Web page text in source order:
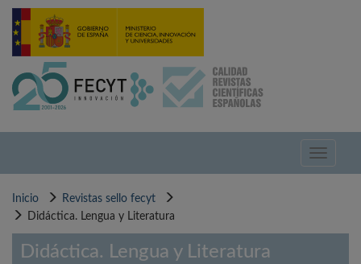
Pasar
contenido
Toggle
Inicio
Revistas sello fecyt
Didáctica. Lengua y Literatura
Didáctica. Lengua y Literatura